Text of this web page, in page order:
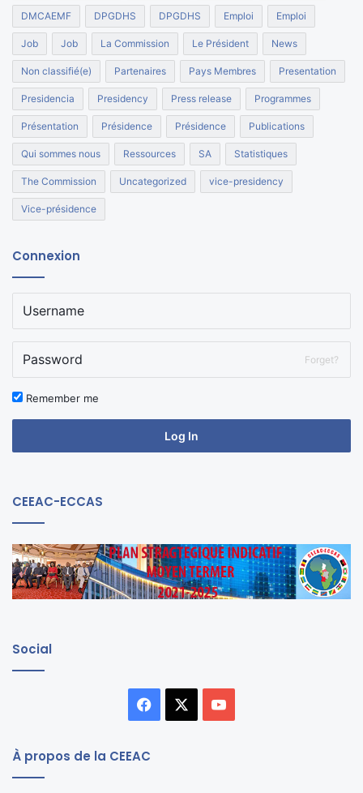
DMCAEMF DPGDHS DPGDHS Emploi Emploi
Job Job La Commission Le Président News
Non classifié(e) Partenaires Pays Membres Presentation
Presidencia Presidency Press release Programmes
Présentation Présidence Présidence Publications
Qui sommes nous Ressources SA Statistiques
The Commission Uncategorized vice-presidency
Vice-présidence
Connexion
Forget?
Remember me
Log In
CEEAC-ECCAS
Social
Facebook
À propos de la CEEAC